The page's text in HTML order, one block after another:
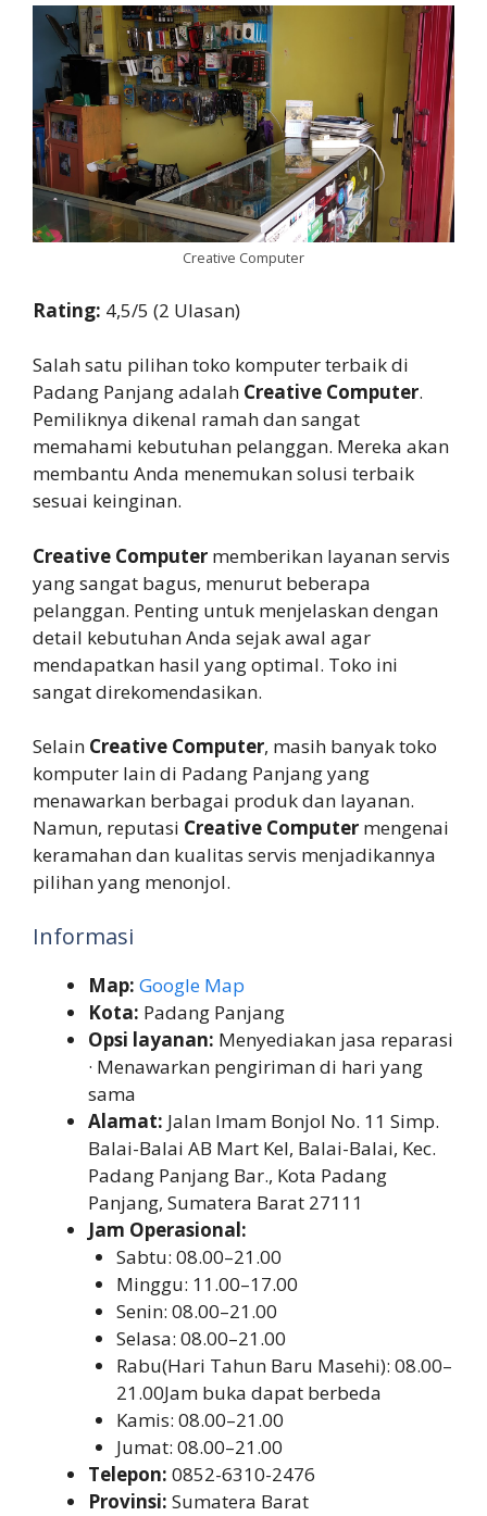
Creative Computer
Rating: 4,5/5 (2 Ulasan)
Salah satu pilihan toko komputer terbaik di
Padang Panjang adalah Creative Computer.
Pemiliknya dikenal ramah dan sangat
memahami kebutuhan pelanggan. Mereka akan
membantu Anda menemukan solusi terbaik
sesuai keinginan.
Creative Computer memberikan layanan servis
yang sangat bagus, menurut beberapa
pelanggan. Penting untuk menjelaskan dengan
detail kebutuhan Anda sejak awal agar
mendapatkan hasil yang optimal. Toko ini
sangat direkomendasikan.
Selain Creative Computer, masih banyak toko
komputer lain di Padang Panjang yang
menawarkan berbagai produk dan layanan.
Namun, reputasi Creative Computer mengenai
keramahan dan kualitas servis menjadikannya
pilihan yang menonjol.
Informasi
Map: Google Map
Kota: Padang Panjang
Opsi layanan: Menyediakan jasa reparasi
· Menawarkan pengiriman di hari yang
sama
Alamat: Jalan Imam Bonjol No. 11 Simp.
Balai-Balai AB Mart Kel, Balai-Balai, Kec.
Padang Panjang Bar., Kota Padang
Panjang, Sumatera Barat 27111
Jam Operasional:
Sabtu: 08.00–21.00
Minggu: 11.00–17.00
Senin: 08.00–21.00
Selasa: 08.00–21.00
Rabu(Hari Tahun Baru Masehi): 08.00–
21.00Jam buka dapat berbeda
Kamis: 08.00–21.00
Jumat: 08.00–21.00
Telepon: 0852-6310-2476
Provinsi: Sumatera Barat